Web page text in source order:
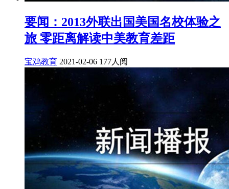
要闻：2013外联出国美国名校体验之
旅 零距离解读中美教育差距
宝鸡教育 2021-02-06 177人阅